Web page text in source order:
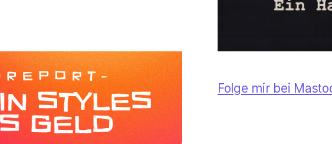
Folge mir bei